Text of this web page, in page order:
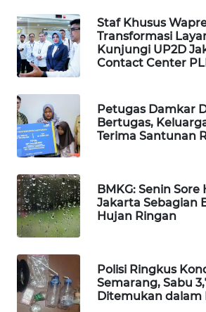
Staf Khusus
Transformasi
Kunjungi UP2D
Contact Center
Petugas Damkar
Bertugas,
Terima Santunan
BMKG: Senin
Jakarta Sebagian
Hujan Ringan
Polisi Ringkus
Semarang, Sabu
Ditemukan dalam
WAHANANEWS
ID
CO ID
WAHANANEWS
NET
WAHANA
SPORT
WAHANA
UMKM
WAHANA
SELEB